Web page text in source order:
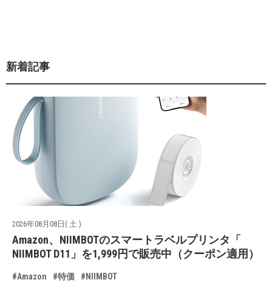
新着記事
2026年08月08日( 土 )
Amazon、NIIMBOTのスマートラベルプリンタ「
NIIMBOT D11」を1,999円で販売中（クーポン適用）
#Amazon #特価 #NIIMBOT